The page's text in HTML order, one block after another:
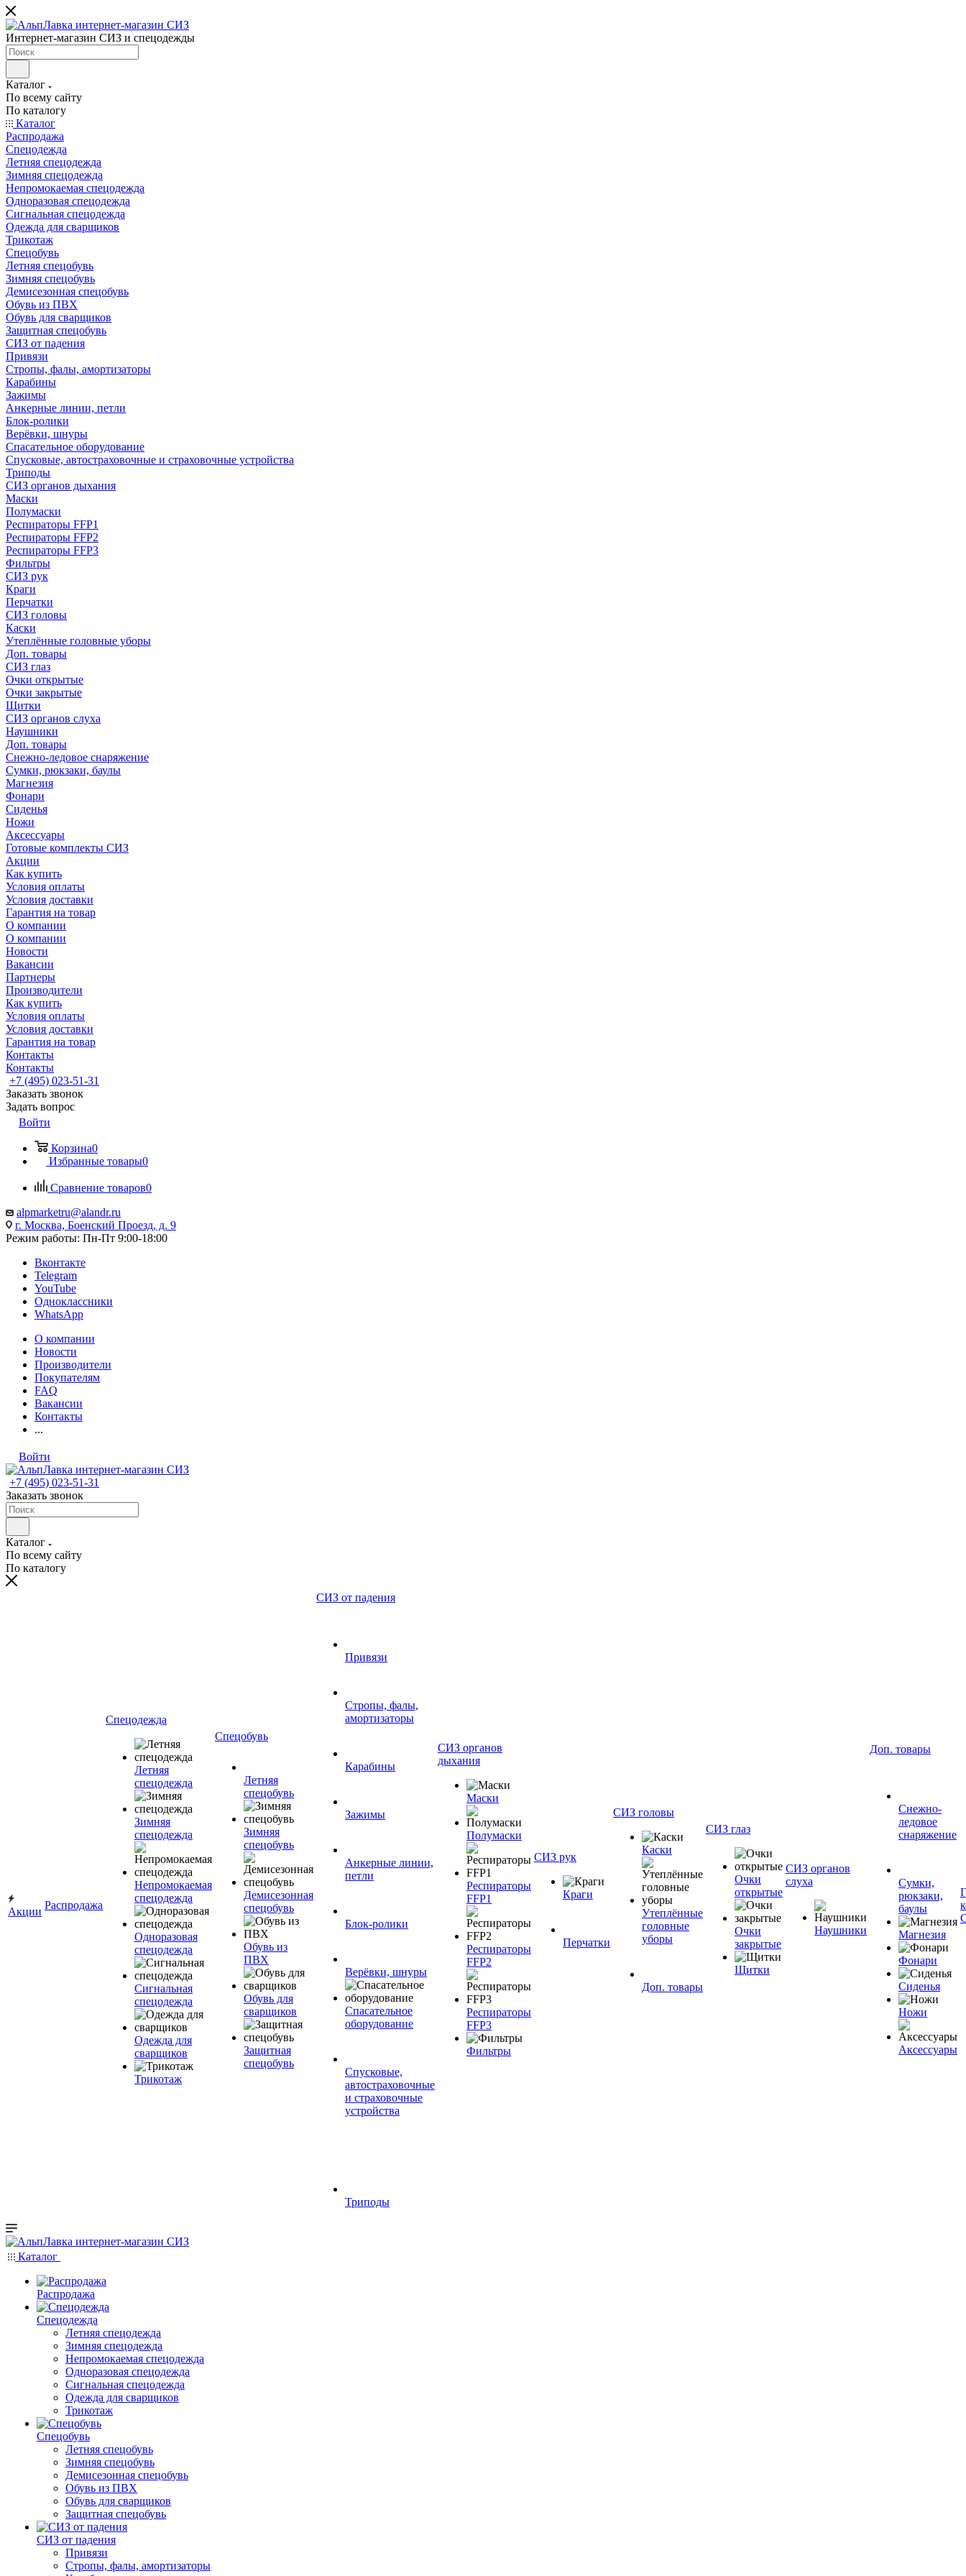
Интернет-магазин СИЗ и спецодежды
Каталог
По всему сайту
По каталогу
Каталог
Распродажа
Спецодежда
Летняя спецодежда
Зимняя спецодежда
Непромокаемая спецодежда
Одноразовая спецодежда
Сигнальная спецодежда
Одежда для сварщиков
Трикотаж
Спецобувь
Летняя спецобувь
Зимняя спецобувь
Демисезонная спецобувь
Обувь из ПВХ
Обувь для сварщиков
Защитная спецобувь
СИЗ от падения
Привязи
Стропы, фалы, амортизаторы
Карабины
Зажимы
Анкерные линии, петли
Блок-ролики
Верёвки, шнуры
Спасательное оборудование
Спусковые, автостраховочные и страховочные устройства
Триподы
СИЗ органов дыхания
Маски
Полумаски
Респираторы FFP1
Респираторы FFP2
Респираторы FFP3
Фильтры
СИЗ рук
Краги
Перчатки
СИЗ головы
Каски
Утеплённые головные уборы
Доп. товары
СИЗ глаз
Очки открытые
Очки закрытые
Щитки
СИЗ органов слуха
Наушники
Доп. товары
Снежно-ледовое снаряжение
Сумки, рюкзаки, баулы
Магнезия
Фонари
Сиденья
Ножи
Аксессуары
Готовые комплекты СИЗ
Акции
Как купить
Условия оплаты
Условия доставки
Гарантия на товар
О компании
О компании
Новости
Вакансии
Партнеры
Производители
Как купить
Условия оплаты
Условия доставки
Гарантия на товар
Контакты
Контакты
+7 (495) 023-51-31
Заказать звонок
Задать вопрос
Войти
Корзина0
Избранные товары0
Сравнение товаров0
alpmarketru@alandr.ru
г. Москва, Боенский Проезд, д. 9
Режим работы: Пн-Пт 9:00-18:00
Вконтакте
Telegram
YouTube
Одноклассники
WhatsApp
О компании
Новости
Производители
Покупателям
FAQ
Вакансии
Контакты
...
Войти
+7 (495) 023-51-31
Заказать звонок
Каталог
По всему сайту
По каталогу
Акции
Распродажа
Спецодежда
Летняя
спецодежда
Зимняя
спецодежда
Непромокаемая
спецодежда
Одноразовая
спецодежда
Сигнальная
спецодежда
Одежда для
сварщиков
Трикотаж
Спецобувь
Летняя
спецобувь
Зимняя
спецобувь
Демисезонная
спецобувь
Обувь из
ПВХ
Обувь для
сварщиков
Защитная
спецобувь
СИЗ от падения
Привязи
Стропы, фалы,
амортизаторы
Карабины
Зажимы
Анкерные линии,
петли
Блок-ролики
Верёвки, шнуры
Спасательное
оборудование
Спусковые,
автостраховочные
и страховочные
устройства
Триподы
СИЗ органов
дыхания
Маски
Полумаски
Респираторы
FFP1
Респираторы
FFP2
Респираторы
FFP3
Фильтры
СИЗ рук
Краги
Перчатки
СИЗ головы
Каски
Утеплённые
головные
уборы
Доп. товары
СИЗ глаз
Очки
открытые
Очки
закрытые
Щитки
СИЗ органов
слуха
Наушники
Доп. товары
Снежно-
ледовое
снаряжение
Сумки,
рюкзаки,
баулы
Магнезия
Фонари
Сиденья
Ножи
Аксессуары
Каталог
Распродажа
Спецодежда
Летняя спецодежда
Зимняя спецодежда
Непромокаемая спецодежда
Одноразовая спецодежда
Сигнальная спецодежда
Одежда для сварщиков
Трикотаж
Спецобувь
Летняя спецобувь
Зимняя спецобувь
Демисезонная спецобувь
Обувь из ПВХ
Обувь для сварщиков
Защитная спецобувь
СИЗ от падения
Привязи
Стропы, фалы, амортизаторы